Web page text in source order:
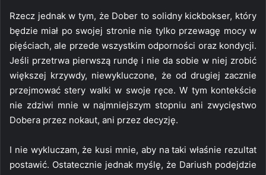
Rzecz jednak w tym, że Dober to solidny kickbokser, który
będzie miał po swojej stronie nie tylko przewagę mocy w
pięściach, ale przede wszystkim odporności oraz kondycji.
Jeśli przetrwa pierwszą rundę i nie da sobie w niej zrobić
większej krzywdy, niewykluczone, że od drugiej zacznie
przejmować stery walki w swoje ręce. W tym kontekście
nie zdziwi mnie w najmniejszym stopniu ani zwycięstwo
Dobera przez nokaut, ani przez decyzję.
I nie wykluczam, że kusi mnie, aby na taki właśnie rezultat
postawić. Ostatecznie jednak myślę, że Dariush podejdzie